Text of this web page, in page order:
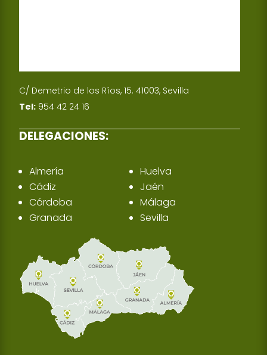
C/ Demetrio de los Ríos, 15. 41003, Sevilla
Tel: 954 42 24 16
DELEGACIONES:
Almería
Cádiz
Córdoba
Granada
Huelva
Jaén
Málaga
Sevilla